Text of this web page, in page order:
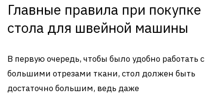
Главные правила при покупке
стола для швейной машины
В первую очередь, чтобы было удобно работать с
большими отрезами ткани, стол должен быть
достаточно большим, ведь даже